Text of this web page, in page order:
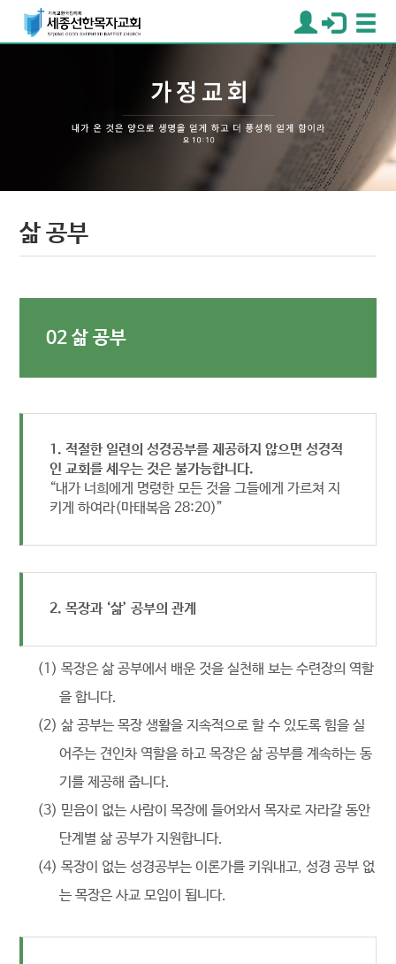
삶 공부
02 삶 공부
1. 적절한 일련의 성경공부를 제공하지 않으면 성경적
인 교회를 세우는 것은 불가능합니다.
“내가 너희에게 명령한 모든 것을 그들에게 가르쳐 지
키게 하여라(마태복음 28:20)”
2. 목장과 ‘삶’ 공부의 관계
(1) 목장은 삶 공부에서 배운 것을 실천해 보는 수련장의 역할
을 합니다.
(2) 삶 공부는 목장 생활을 지속적으로 할 수 있도록 힘을 실
어주는 견인차 역할을 하고 목장은 삶 공부를 계속하는 동
기를 제공해 줍니다.
(3) 믿음이 없는 사람이 목장에 들어와서 목자로 자라갈 동안
단계별 삶 공부가 지원합니다.
(4) 목장이 없는 성경공부는 이론가를 키워내고, 성경 공부 없
는 목장은 사교 모임이 됩니다.